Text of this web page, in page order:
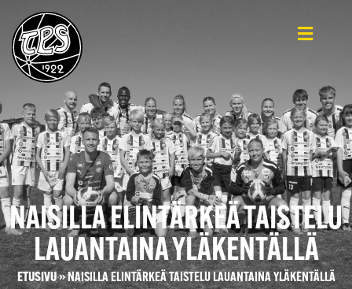
NAISILLA ELINTÄRKEÄ TAISTELU
LAUANTAINA YLÄKENTÄLLÄ
ETUSIVU»NAISILLA ELINTÄRKEÄ TAISTELU LAUANTAINA YLÄKENTÄLLÄ